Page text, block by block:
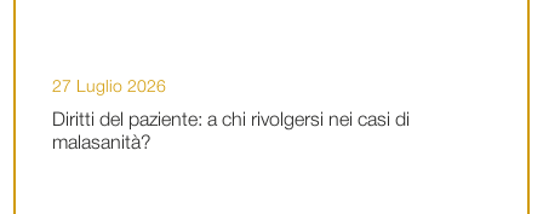
Diritti del paziente: a chi rivolgersi nei casi di
malasanità?
27 Luglio 2026